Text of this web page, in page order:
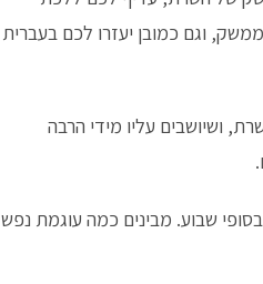
וגם כמובן יעזרו לכם בעברית
ושיושבים עליו מידי הרבה
שבוע. מבינים כמה עוגמת נפש